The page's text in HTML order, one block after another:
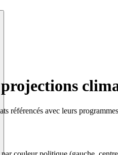
référencés avec leurs